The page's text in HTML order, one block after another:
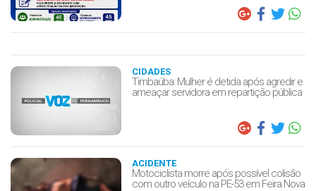
CIDADES
Timbaúba: Mulher é detida após agredir e
ameaçar servidora em repartição pública
ACIDENTE
Motociclista morre após possível colisão
com outro veículo na PE-53 em Feira Nova